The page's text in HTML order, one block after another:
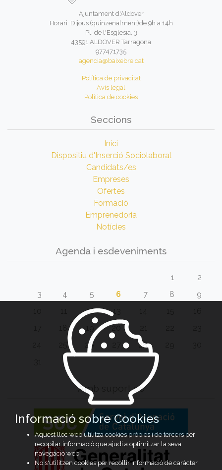
Ajuntament d'Aldover
Horari: Dijous (quinzenalment)de 9h a 14h
Pl. de l'Esglesia, 3
43591 ALDOVER Tarragona
977471735
agencia@baixebre.cat
Política de privacitat
Avís legal
Política de cookies
Seccions
Inici
Dispositiu d'Inserció Sociolaboral
Candidats/es
Empreses
Ofertes
Formació
Emprenedoria
Notícies
Agenda i esdeveniments
1
2
3
4 5 6 7 8
9
12 13
20
26 28
Amb suport de
Informació sobre Cookies
Aquest lloc web utilitza cookies pròpies i de tercers per
recopilar informació que ajudi a optimitzar la seva
navegació web.
No s'utilitzen cookies per recollir informació de caràcter